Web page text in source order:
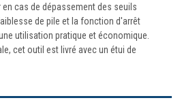
cas de dépassement des seuils
de pile et la fonction d'arrêt
utilisation pratique et économique.
cet outil est livré avec un étui de